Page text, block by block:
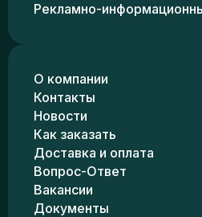
Рекламно-
О компании
Контакты
Новости
Как заказать
Доставка и оплата
Вопрос-Ответ
Вакансии
Документы